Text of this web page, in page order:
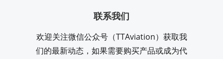
联系我们
欢迎关注微信公众号（TTAviation）获取我
们的最新动态，如果需要购买产品或成为代